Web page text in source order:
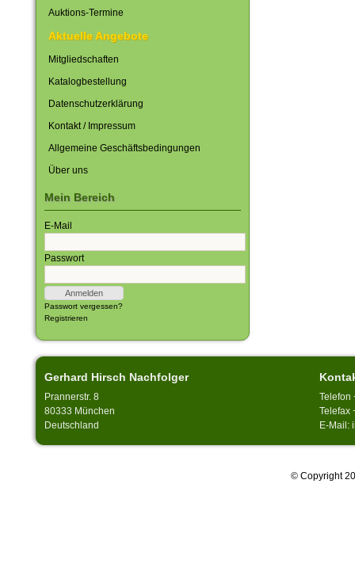
Auktions-Termine
Aktuelle Angebote
Mitgliedschaften
Katalogbestellung
Datenschutzerklärung
Kontakt / Impressum
Allgemeine Geschäftsbedingungen
Über uns
Mein Bereich
E-Mail
Passwort
Passwort vergessen?
Registrieren
Gerhard Hirsch Nachfolger
Prannerstr. 8
80333 München
Deutschland
Telefon
Telefax
E-Mail:
© Copyright